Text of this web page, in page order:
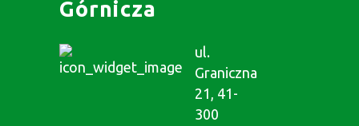
Górnicza
ul.
Graniczna
21, 41-
300